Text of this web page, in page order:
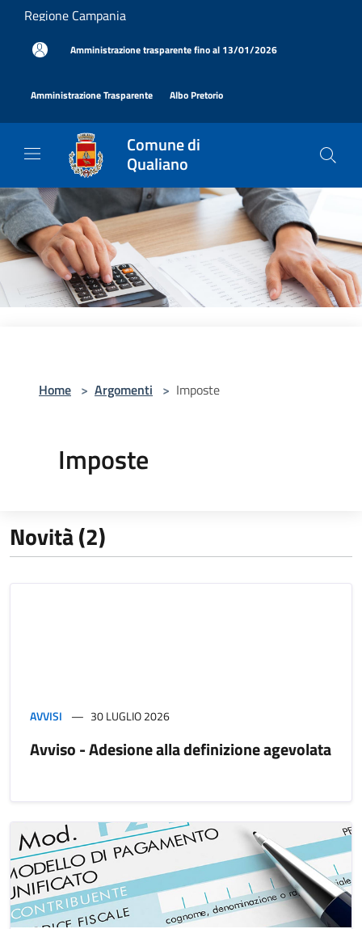
Salta al contenuto principale
Regione Campania
Amministrazione trasparente fino al 13/01/2026
Amministrazione Trasparente Albo Pretorio
Comune di
Qualiano
Home > Argomenti > Imposte
Imposte
Novità (2)
AVVISI 30 LUGLIO 2026
Avviso - Adesione alla definizione agevolata